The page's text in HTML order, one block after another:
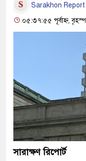
Sarakhon Report
০৫:৩৭:৫৫ পূর্বাহ্ন,
সারাক্ষণ রিপোর্ট